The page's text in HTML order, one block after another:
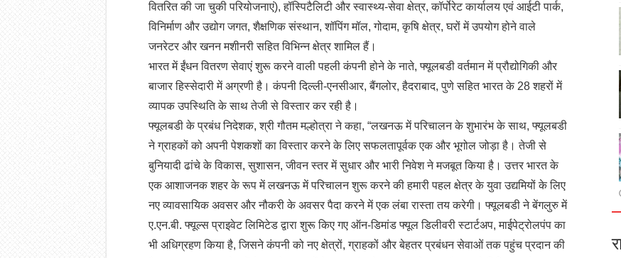
वितरित की जा चुकी परियोजनाएं), हॉस्पिटैलिटी और स्वास्थ्य-सेवा क्षेत्र, कॉर्पोरेट कार्यालय एवं आईटी पार्क,
विनिर्माण और उद्योग जगत, शैक्षणिक संस्थान, शॉपिंग मॉल, गोदाम, कृषि क्षेत्र, घरों में उपयोग होने वाले
जनरेटर और खनन मशीनरी सहित विभिन्न क्षेत्र शामिल हैं।
भारत में ईंधन वितरण सेवाएं शुरू करने वाली पहली कंपनी होने के नाते, फ्यूलबडी वर्तमान में प्रौद्योगिकी और
बाजार हिस्सेदारी में अग्रणी है। कंपनी दिल्ली-एनसीआर, बैंगलोर, हैदराबाद, पुणे सहित भारत के 28 शहरों में
व्यापक उपस्थिति के साथ तेजी से विस्तार कर रही है।
फ्यूलबडी के प्रबंध निदेशक, श्री गौतम मल्होत्रा ने कहा, “लखनऊ में परिचालन के शुभारंभ के साथ, फ्यूलबडी
ने ग्राहकों को अपनी पेशकशों का विस्तार करने के लिए सफलतापूर्वक एक और भूगोल जोड़ा है। तेजी से
बुनियादी ढांचे के विकास, सुशासन, जीवन स्तर में सुधार और भारी निवेश ने मजबूत किया है। उत्तर भारत के
एक आशाजनक शहर के रूप में लखनऊ में परिचालन शुरू करने की हमारी पहल क्षेत्र के युवा उद्यमियों के लिए
नए व्यावसायिक अवसर और नौकरी के अवसर पैदा करने में एक लंबा रास्ता तय करेगी। फ्यूलबडी ने बेंगलुरु में
ए.एन.बी. फ्यूल्स प्राइवेट लिमिटेड द्वारा शुरू किए गए ऑन-डिमांड फ्यूल डिलीवरी स्टार्टअप, माईपेट्रोलपंप का
भी अधिग्रहण किया है, जिसने कंपनी को नए क्षेत्रों, ग्राहकों और बेहतर प्रबंधन सेवाओं तक पहुंच प्रदान की